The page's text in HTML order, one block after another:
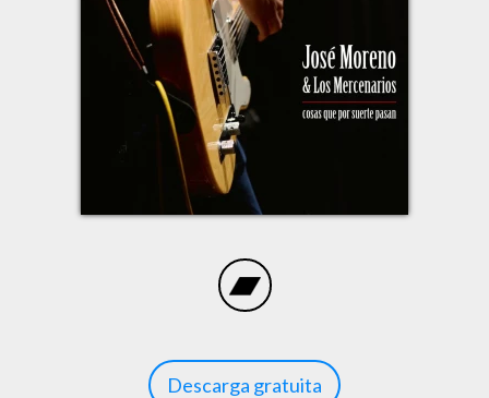
Descarga gratuita